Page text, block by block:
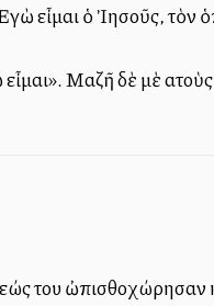
εἶμαι ὁ Ἰησοῦς, τὸν
Μαζῆ δὲ μὲ
του